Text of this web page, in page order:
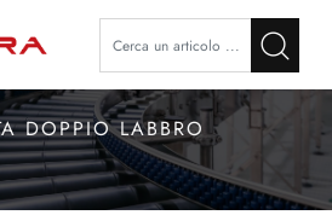
DOPPIO LABBRO